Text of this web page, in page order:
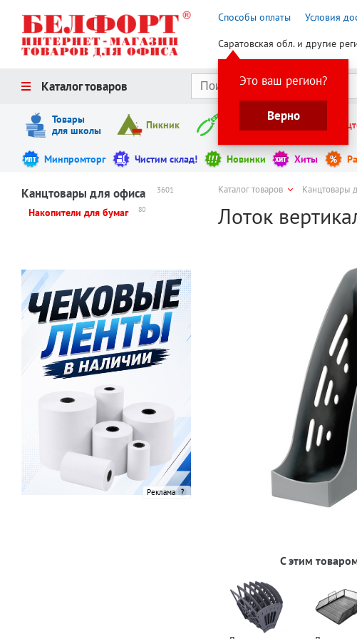
Способы оплаты Условия
Саратовская обл. и другие
Это ваш регион?
Верно
Каталог товаров
Товары
для школы
Пикник Инструменты
Минпромторг Чистим склад! Новинки Хиты
Канцтовары для офиса 3601
Накопители для бумаг 80
Реклама
Каталог товаров Канцтовары
Лоток
С этим